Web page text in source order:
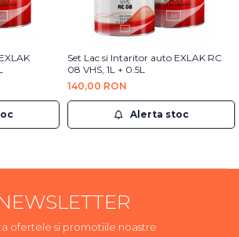
Set Lac si Intaritor auto EXLAK RC
08 VHS, 1L + 0.5L
140,00 RON
Alerta stoc
ofertele si promotiile noastre